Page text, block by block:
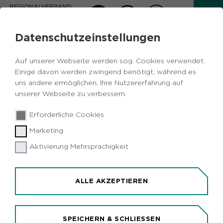
Datenschutzeinstellungen
Auf unserer Webseite werden sog. Cookies verwendet.
Einige davon werden zwingend benötigt, während es
uns andere ermöglichen, Ihre Nutzererfahrung auf
unserer Webseite zu verbessern.
Erforderliche Cookies
Marketing
Aktivierung Mehrsprachigkeit
ALLE AKZEPTIEREN
SPEICHERN & SCHLIESSEN
AKTUELLES
Zurück
Gelsenkirchen
Wildkräuter und Industrienatur im
Emscherbruch entdecken
Gelsenkirchen/Herten (idr). "Sommerkräuter im
Emscherbruch" lautet das Motto einer
August, 10 Uhr, im Naturschutzgebiet an der